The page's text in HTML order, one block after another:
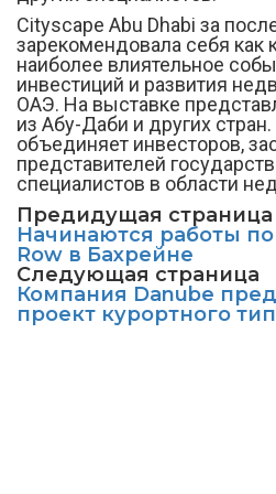
Cityscape Abu Dhabi за
зарекомендовала себя как
наиболее влиятельное
инвестиций и развития
ОАЭ. На выставке
из Абу-Даби и других
объединяет инвесторов,
представителей
специалистов в области
Предидущая страница
Начинаются работы
Row в Бахрейне
Следующая страница
Компания Danube
проект курортного